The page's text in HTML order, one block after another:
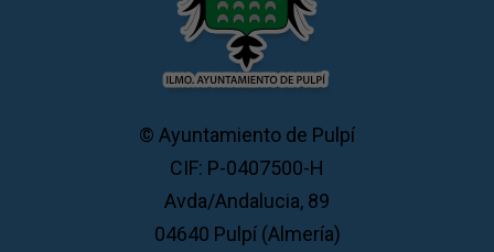
© Ayuntamiento de Pulpí
CIF: P-0407500-H
Avda/Andalucia, 89
04640 Pulpí (Almería)